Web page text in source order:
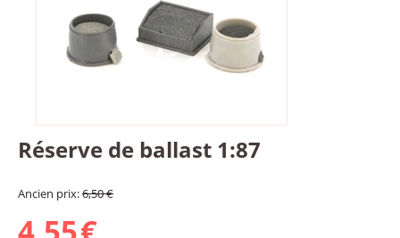
Réserve de ballast 1:87
Ancien prix:6,50€